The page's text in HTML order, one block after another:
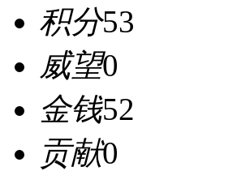
积分53
威望0
金钱52
贡献0